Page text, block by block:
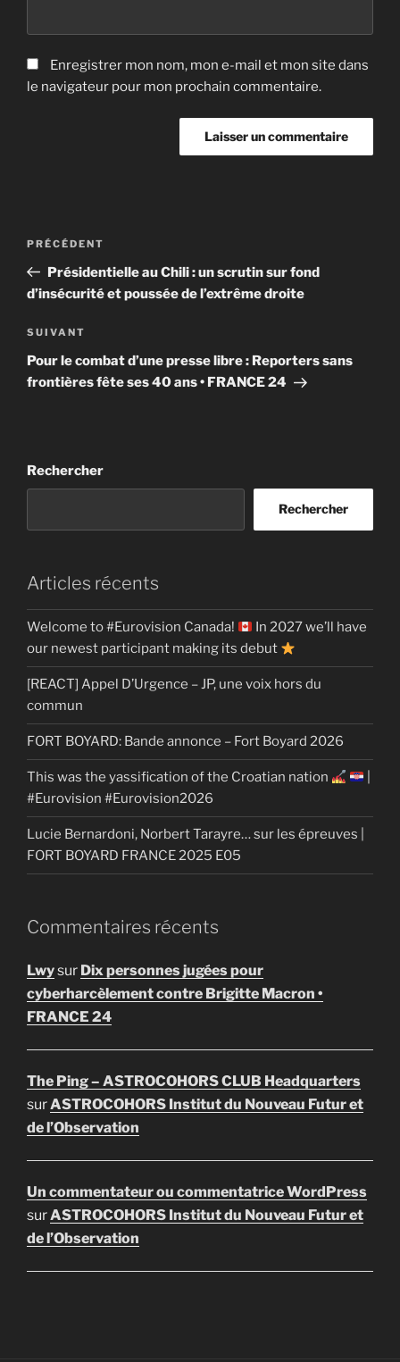
Enregistrer mon nom, mon e-mail et mon site dans
le navigateur pour mon prochain commentaire.
Navigation
l’article
Article
précédent
PRÉCÉDENT
Présidentielle au Chili : un scrutin sur fond
d’insécurité et poussée de l’extrême droite
Article
suivant
SUIVANT
Pour le combat d’une presse libre : Reporters sans
frontières fête ses 40 ans • FRANCE 24
Rechercher
Rechercher
Articles récents
Welcome to #Eurovision Canada!
In 2027 we’ll have
our newest participant making its debut
[REACT] Appel D’Urgence – JP, une voix hors du
commun
FORT BOYARD: Bande annonce – Fort Boyard 2026
This was the yassification of the Croatian nation
#Eurovision #Eurovision2026
Lucie Bernardoni, Norbert Tarayre… sur les épreuves |
FORT BOYARD FRANCE 2025 E05
Commentaires récents
Lwysur Dix personnes jugées pour
cyberharcèlement contre Brigitte Macron •
FRANCE 24
The Ping – ASTROCOHORS CLUB Headquarters
surASTROCOHORS Institut du Nouveau Futur et
de l’Observation
Un commentateur ou commentatrice WordPress
surASTROCOHORS Institut du Nouveau Futur et
de l’Observation